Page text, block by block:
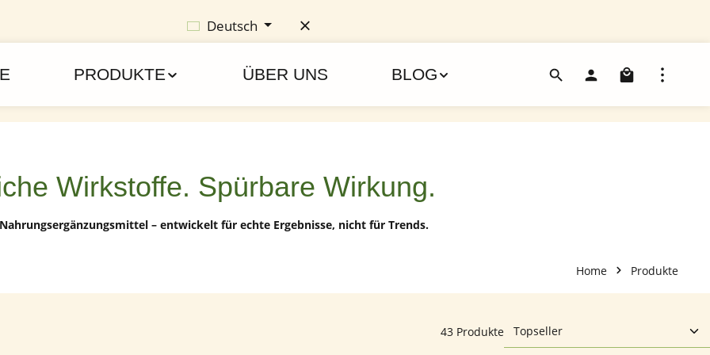
Deutsch
PRODUKTE ÜBER UNS BLOG
Wirkstoffe. Spürbare Wirkung.
– entwickelt für echte Ergebnisse, nicht für Trends.
Home Produkte
43 Produkte